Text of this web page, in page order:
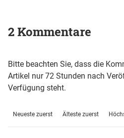
2 Kommentare
Bitte beachten Sie, dass die
Artikel nur 72 Stunden nach
Verfügung steht.
Neueste zuerst Älteste zuerst